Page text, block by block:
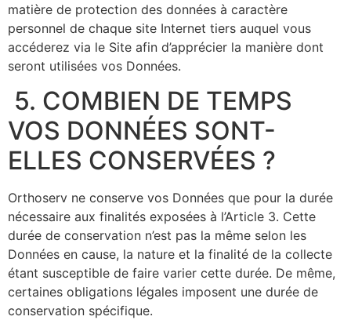
matière de protection des données à caractère
personnel de chaque site Internet tiers auquel vous
accéderez via le Site afin d’apprécier la manière dont
seront utilisées vos Données.
5. COMBIEN DE TEMPS
VOS DONNÉES SONT-
ELLES CONSERVÉES ?
Orthoserv ne conserve vos Données que pour la durée
nécessaire aux finalités exposées à l’Article 3. Cette
durée de conservation n’est pas la même selon les
Données en cause, la nature et la finalité de la collecte
étant susceptible de faire varier cette durée. De même,
certaines obligations légales imposent une durée de
conservation spécifique.